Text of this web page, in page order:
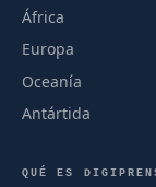
África
Europa
Oceanía
Antártida
QUÉ ES